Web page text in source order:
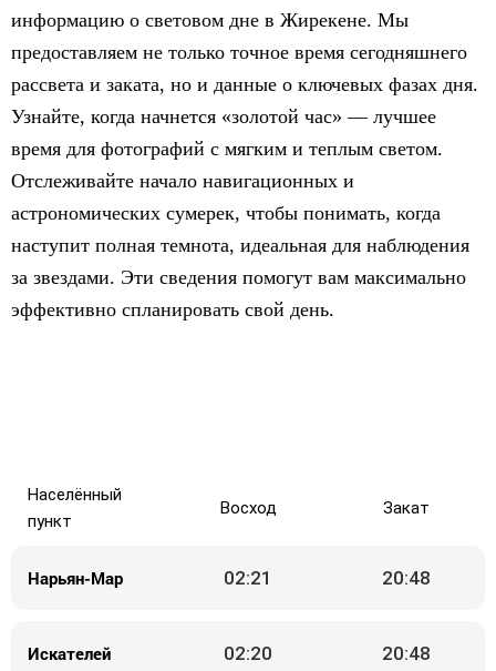
информацию о световом дне в Жирекене. Мы
предоставляем не только точное время сегодняшнего
рассвета и заката, но и данные о ключевых фазах дня.
Узнайте, когда начнется «золотой час» — лучшее
время для фотографий с мягким и теплым светом.
Отслеживайте начало навигационных и
астрономических сумерек, чтобы понимать, когда
наступит полная темнота, идеальная для наблюдения
за звездами. Эти сведения помогут вам максимально
эффективно спланировать свой день.
Населённый
пункт
Восход Закат
Нарьян-Мар 02:21 20:48
Искателей 02:20 20:48